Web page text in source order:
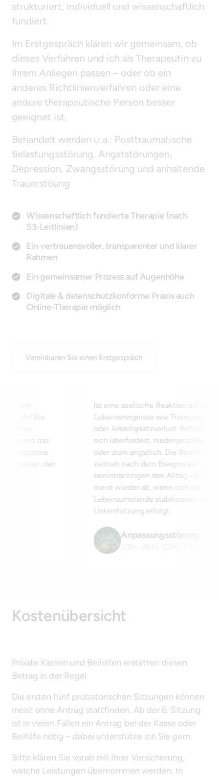
strukturiert, individuell und wissenschaftlich
fundiert.
Im Erstgespräch klären wir gemeinsam, ob
dieses Verfahren und ich als Therapeutin zu
Ihrem Anliegen passen – oder ob ein
anderes Richtlinienverfahren oder eine
andere therapeutische Person besser
geeignet ist.
Behandelt werden u. a.: Posttraumatische
Belastungsstörung, Angststörungen,
Depression, Zwangsstörung und anhaltende
Trauerstöung
Wissenschaftlich fundierte Therapie (nach
S3-Leitlinien)
Ein vertrauensvoller, transparenter und klarer
Rahmen
Ein gemeinsamer Prozess auf Augenhöhe
Digitale & datenschutzkonforme Praxis auch
Online-Therapie möglich
Vereinbaren Sie einen Erstgespräch
Ist eine seelische Reaktion auf belastende
Lebensereignisse wie Trennung, Krankheit
oder Arbeitsplatzverlust. Betroffene fühlen
sich überfordert, niedergeschlagen,
oder stark ängstlich. Die Beschwerden
zeitnah nach dem Ereignis auf und
beeinträchtigen den Alltag – klingen aber
meist wieder ab, wenn sich die
Lebensumstände stabilisieren oder
Unterstützung erfolgt.
Anpassungsstörung
ICD11: 6B43, ICD10: F43.2X
Kostenübersicht
Private Kassen und Beihilfen erstatten diesen
Betrag in der Regel.
Die ersten fünf probatorischen Sitzungen können
meist ohne Antrag stattfinden. Ab der 6. Sitzung
ist in vielen Fällen ein Antrag bei der Kasse oder
Beihilfe nötig – dabei unterstütze ich Sie gern.
Bitte klären Sie vorab mit Ihrer Versicherung,
welche Leistungen übernommen werden. In